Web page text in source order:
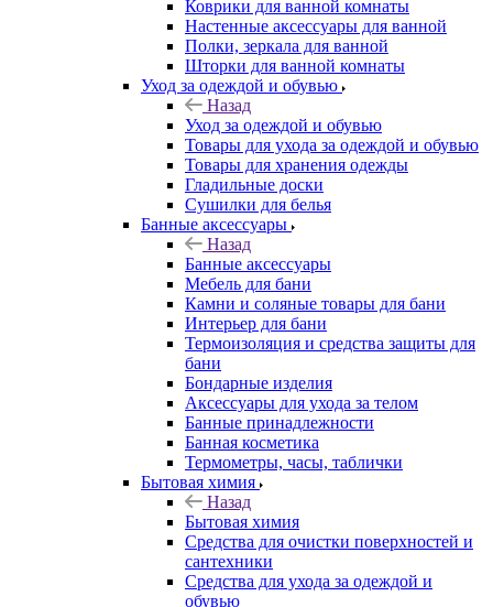
Коврики для ванной комнаты
Настенные аксессуары для ванной
Полки, зеркала для ванной
Шторки для ванной комнаты
Уход за одеждой и обувью
Назад
Уход за одеждой и обувью
Товары для ухода за одеждой и обувью
Товары для хранения одежды
Гладильные доски
Сушилки для белья
Банные аксессуары
Назад
Банные аксессуары
Мебель для бани
Камни и соляные товары для бани
Интерьер для бани
Термоизоляция и средства защиты для
бани
Бондарные изделия
Аксеcсуары для ухода за телом
Банные принадлежности
Банная косметика
Термометры, часы, таблички
Бытовая химия
Назад
Бытовая химия
Средства для очистки поверхностей и
сантехники
Средства для ухода за одеждой и
обувью